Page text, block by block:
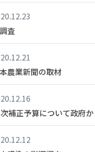
査
農業新聞の取材
補正予算について政府